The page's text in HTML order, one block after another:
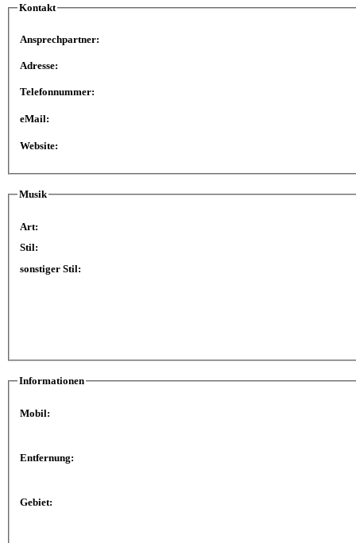
Kontakt
Ansprechpartner:
Adresse:
Telefonnummer:
eMail:
Website:
Musik
Art:
Stil:
sonstiger Stil:
Informationen
Mobil:
Entfernung:
Gebiet: